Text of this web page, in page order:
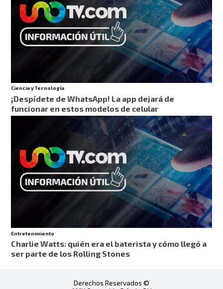
Ciencia y Tecnología
¡Despídete de WhatsApp! La app dejará de
funcionar en estos modelos de celular
Entretenimiento
Charlie Watts: quién era el baterista y cómo llegó a
ser parte de los Rolling Stones
Derechos Reservados ©